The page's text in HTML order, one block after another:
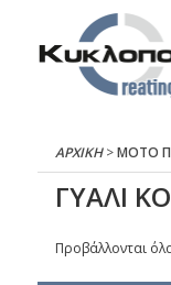
ΑΡΧΙΚΉ>ΜΟΤΟ
ΓΥΑΛΙ
Προβάλλονται